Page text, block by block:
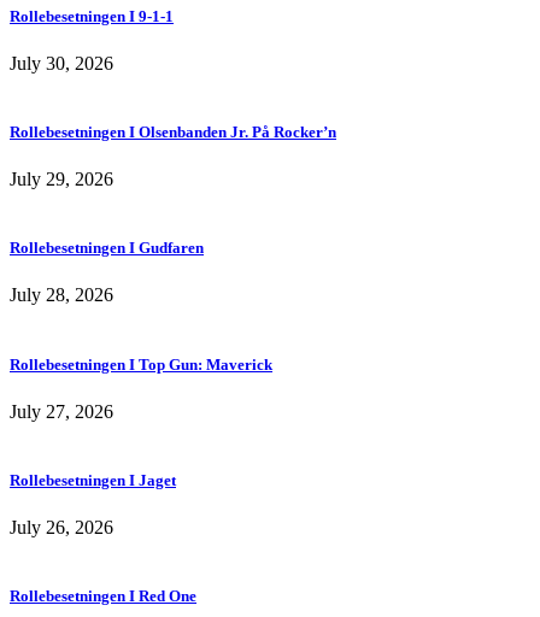
Rollebesetningen I 9-1-1
July 30, 2026
Rollebesetningen I Olsenbanden Jr. På Rocker’n
July 29, 2026
Rollebesetningen I Gudfaren
July 28, 2026
Rollebesetningen I Top Gun: Maverick
July 27, 2026
Rollebesetningen I Jaget
July 26, 2026
Rollebesetningen I Red One